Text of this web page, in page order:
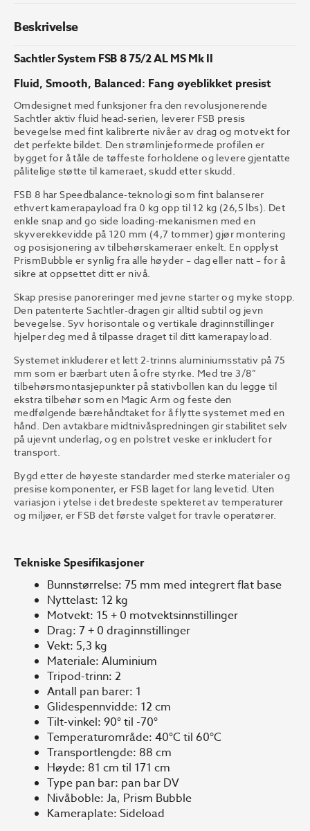
Beskrivelse
Sachtler System FSB 8 75/2 AL MS Mk II
Fluid, Smooth, Balanced: Fang øyeblikket presist
Omdesignet med funksjoner fra den revolusjonerende
Sachtler aktiv fluid head-serien, leverer FSB presis
bevegelse med fint kalibrerte nivåer av drag og motvekt for
det perfekte bildet. Den strømlinjeformede profilen er
bygget for å tåle de tøffeste forholdene og levere gjentatte
pålitelige støtte til kameraet, skudd etter skudd.
FSB 8 har Speedbalance-teknologi som fint balanserer
ethvert kamerapayload fra 0 kg opp til 12 kg (26,5 lbs). Det
enkle snap and go side loading-mekanismen med en
skyverekkevidde på 120 mm (4,7 tommer) gjør montering
og posisjonering av tilbehørskameraer enkelt. En opplyst
PrismBubble er synlig fra alle høyder – dag eller natt – for å
sikre at oppsettet ditt er nivå.
Skap presise panoreringer med jevne starter og myke stopp.
Den patenterte Sachtler-dragen gir alltid subtil og jevn
bevegelse. Syv horisontale og vertikale draginnstillinger
hjelper deg med å tilpasse draget til ditt kamerapayload.
Systemet inkluderer et lett 2-trinns aluminiumsstativ på 75
mm som er bærbart uten å ofre styrke. Med tre 3/8”
tilbehørsmontasjepunkter på stativbollen kan du legge til
ekstra tilbehør som en Magic Arm og feste den
medfølgende bærehåndtaket for å flytte systemet med en
hånd. Den avtakbare midtnivåspredningen gir stabilitet selv
på ujevnt underlag, og en polstret veske er inkludert for
transport.
Bygd etter de høyeste standarder med sterke materialer og
presise komponenter, er FSB laget for lang levetid. Uten
variasjon i ytelse i det bredeste spekteret av temperaturer
og miljøer, er FSB det første valget for travle operatører.
Tekniske Spesifikasjoner
Bunnstørrelse: 75 mm med integrert flat base
Nyttelast: 12 kg
Motvekt: 15 + 0 motvektsinnstillinger
Drag: 7 + 0 draginnstillinger
Vekt: 5,3 kg
Materiale: Aluminium
Tripod-trinn: 2
Antall pan barer: 1
Glidespennvidde: 12 cm
Tilt-vinkel: 90° til -70°
Temperaturområde: 40°C til 60°C
Transportlengde: 88 cm
Høyde: 81 cm til 171 cm
Type pan bar: pan bar DV
Nivåboble: Ja, Prism Bubble
Kameraplate: Sideload